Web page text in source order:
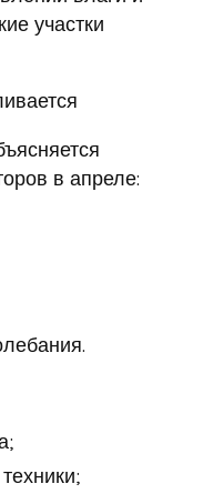
участки
в апреле: